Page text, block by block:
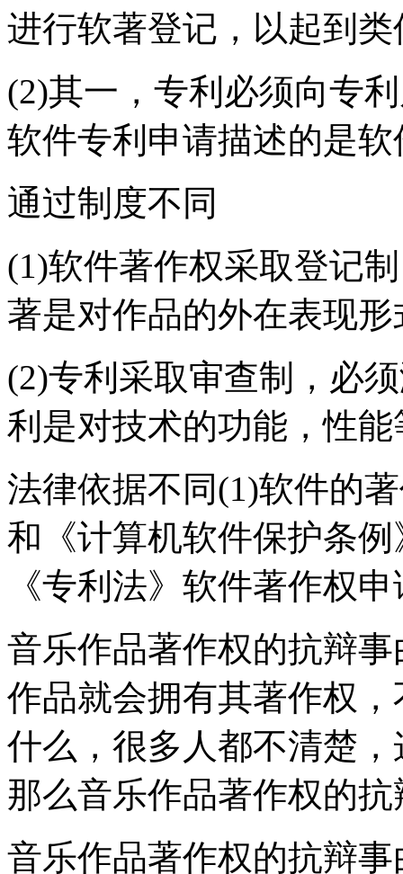
进行软著登记，以起到
(2)其一，专利必须向专
软件专利申请描述的是
通过制度不同
(1)软件著作权采取登记
著是对作品的外在表现
(2)专利采取审查制，必
利是对技术的功能，性
法律依据不同(1)软件的
和《计算机软件保护条
《专利法》软件著作权
音乐作品著作权的抗辩
作品就会拥有其著作权
什么，很多人都不清楚
那么音乐作品著作权的
音乐作品著作权的抗辩事